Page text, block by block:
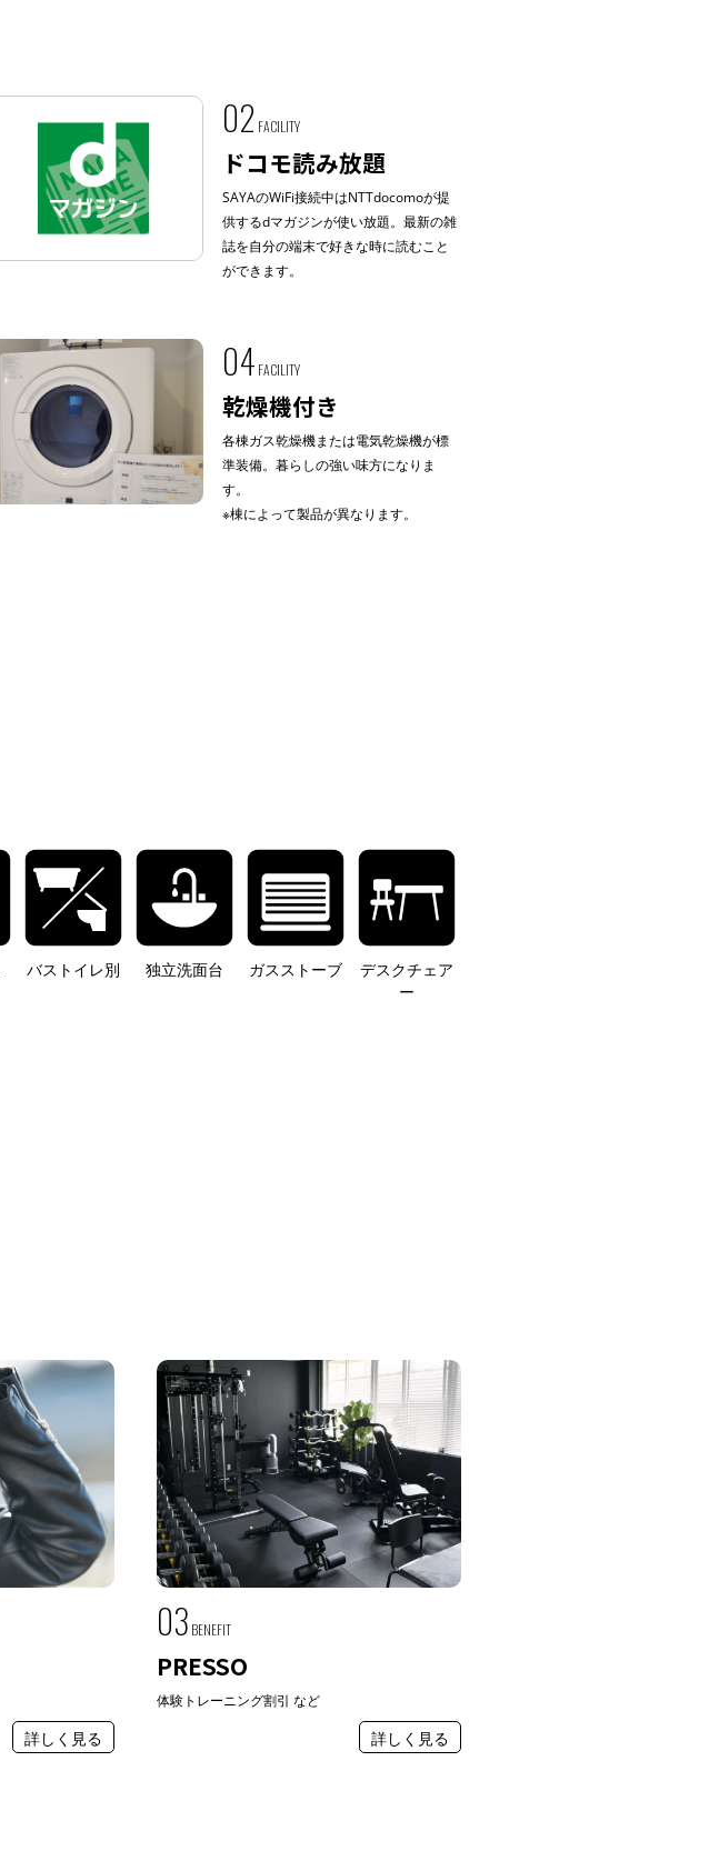
02 FACILITY
ドコモ読み放題
SAYAのWiFi接続中はNTTdocomoが提
供するdマガジンが使い放題。最新の雑
誌を自分の端末で好きな時に読むこと
ができます。
04 FACILITY
乾燥機付き
各棟ガス乾燥機または電気乾燥機が標
準装備。暮らしの強い味方になりま
す。
※棟によって製品が異なります。
バストイレ別 独立洗面台 ガスストーブ
デスクチェア
ー
詳しく見る
03 BENEFIT
PRESSO
体験トレーニング割引 など
詳しく見る